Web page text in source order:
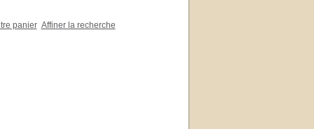
panier Affiner la recherche